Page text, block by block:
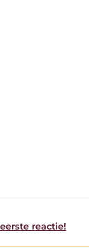
reactie!